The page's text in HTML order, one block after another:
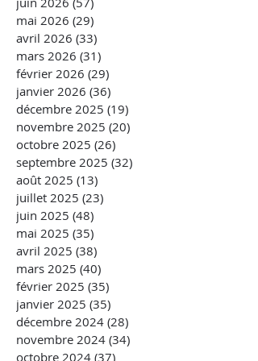
mai 2026 (29)
avril 2026 (33)
mars 2026 (31)
février 2026 (29)
janvier 2026 (36)
décembre 2025 (19)
novembre 2025 (20)
octobre 2025 (26)
septembre 2025 (32)
août 2025 (13)
juillet 2025 (23)
juin 2025 (48)
mai 2025 (35)
avril 2025 (38)
mars 2025 (40)
février 2025 (35)
janvier 2025 (35)
décembre 2024 (28)
novembre 2024 (34)
octobre 2024 (37)